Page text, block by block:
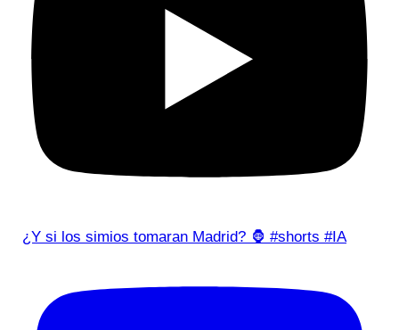
¿Y si los simios tomaran Madrid? 🦍 #shorts #IA